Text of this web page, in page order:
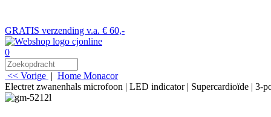
GRATIS verzending v.a. € 60,-
0
<< Vorige | Home Monacor
Electret zwanenhals microfoon | LED indicator | Supercardioïde |